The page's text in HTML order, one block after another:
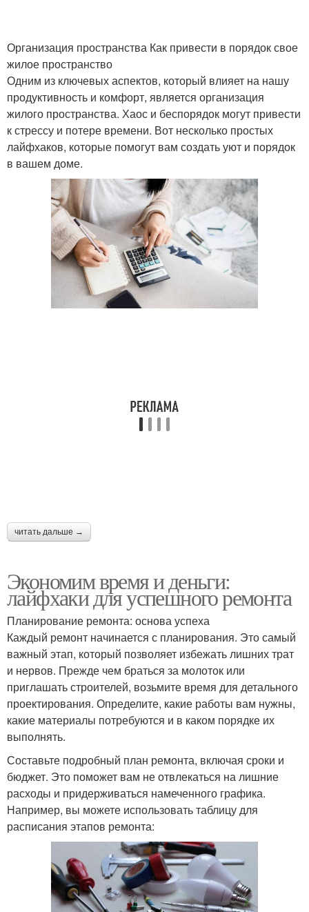
Организация пространства Как привести в порядок свое
жилое пространство
Одним из ключевых аспектов, который влияет на нашу
продуктивность и комфорт, является организация
жилого пространства. Хаос и беспорядок могут привести
к стрессу и потере времени. Вот несколько простых
лайфхаков, которые помогут вам создать уют и порядок
в вашем доме.
читать дальше →
Экономим время и деньги:
лайфхаки для успешного ремонта
Планирование ремонта: основа успеха
Каждый ремонт начинается с планирования. Это самый
важный этап, который позволяет избежать лишних трат
и нервов. Прежде чем браться за молоток или
приглашать строителей, возьмите время для детального
проектирования. Определите, какие работы вам нужны,
какие материалы потребуются и в каком порядке их
выполнять.
Составьте подробный план ремонта, включая сроки и
бюджет. Это поможет вам не отвлекаться на лишние
расходы и придерживаться намеченного графика.
Например, вы можете использовать таблицу для
расписания этапов ремонта: